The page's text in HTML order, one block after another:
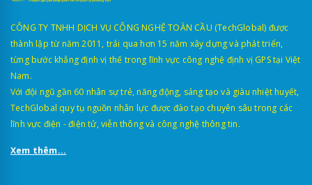
CÔNG TY TNHH DỊCH VỤ CÔNG NGHỆ TOÀN CẦU (TechGlobal) được
thành lập từ năm 2011, trải qua hơn 15 năm xây dựng và phát triển,
từng bước khẳng định vị thế trong lĩnh vực công nghệ định vị GPS tại Việt
Nam.
Với đội ngũ gần 60 nhân sự trẻ, năng động, sáng tạo và giàu nhiệt huyết,
TechGlobal quy tụ nguồn nhân lực được đào tạo chuyên sâu trong các
lĩnh vực điện - điện tử, viễn thông và công nghệ thông tin.
Xem thêm...